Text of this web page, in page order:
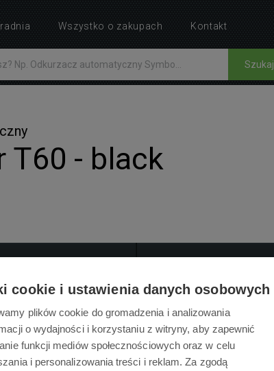
Szukaj
T60 - black
Wszystko o zakupach Kontakt
cookie i ustawienia danych osobowych
plików cookie do gromadzenia i analizowania
o wydajności i korzystaniu z witryny, aby zapewnić
funkcji mediów społecznościowych oraz w celu
i personalizowania treści i reklam. Za zgodą